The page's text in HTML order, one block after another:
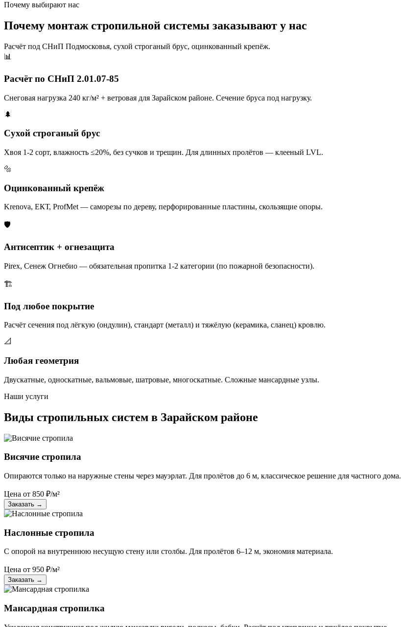
Почему выбирают нас
Почему монтаж стропильной системы заказывают у нас
Расчёт под СНиП Подмосковья, сухой строганый брус, оцинкованный крепёж.
📊
Расчёт по СНиП 2.01.07-85
Снеговая нагрузка 240 кг/м² + ветровая для Зарайском районе. Сечение бруса под нагрузку.
🌲
Сухой строганый брус
Хвоя 1-2 сорт, влажность ≤20%, без сучков и трещин. Для длинных пролётов — клееный LVL.
🔩
Оцинкованный крепёж
Krenova, ЕКТ, ProfMet — саморезы по дереву, перфорированные пластины, скользящие опоры.
🛡️
Антисептик + огнезащита
Pirex, Сенеж Огнебио — обязательная пропитка 1-2 категории (по пожарной безопасности).
🏗️
Под любое покрытие
Расчёт сечения под лёгкую (ондулин), стандарт (металл) и тяжёлую (керамика, сланец) кровлю.
📐
Любая геометрия
Двускатные, односкатные, вальмовые, шатровые, многоскатные. Сложные мансардные узлы.
Наши услуги
Виды стропильных систем в Зарайском районе
Висячие стропила
Опираются только на наружные стены через мауэрлат. Для пролётов до 6 м, классическое решение для частного дома.
Цена от 850 ₽/м²
Заказать →
Наслонные стропила
С опорой на внутреннюю несущую стену или столбы. Для пролётов 6–12 м, экономия материала.
Цена от 950 ₽/м²
Заказать →
Мансардная стропилка